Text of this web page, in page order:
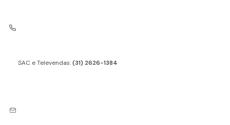
SAC e Televendas:(31) 2626-1384